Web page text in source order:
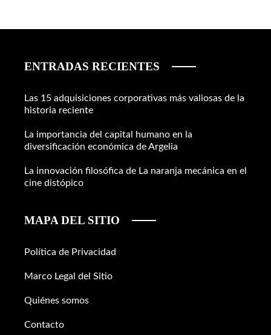
ENTRADAS RECIENTES
Las 15 adquisiciones corporativas más valiosas de la
historia reciente
La importancia del capital humano en la
diversificación económica de Argelia
La innovación filosófica de La naranja mecánica en el
cine distópico
MAPA DEL SITIO
Política de Privacidad
Marco Legal del Sitio
Quiénes somos
Contacto